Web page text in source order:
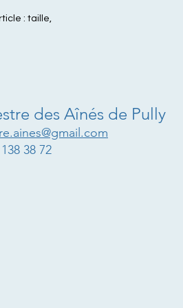
: taille,
des Aînés de Pully
38 72